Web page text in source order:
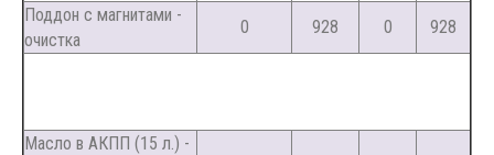
Поддон с магнитами -
очистка
0 928 0 928
Масло в АКПП (15 л.) -